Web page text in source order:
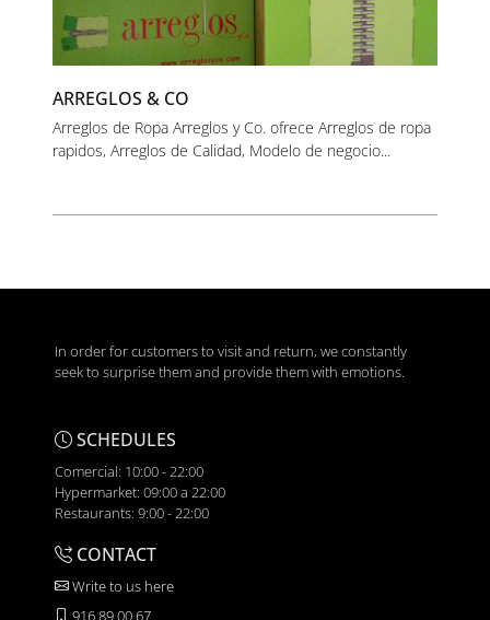
ARREGLOS & CO
Arreglos de Ropa Arreglos y Co. ofrece Arreglos de ropa
rapidos, Arreglos de Calidad, Modelo de negocio...
In order for customers to visit and return, we constantly
seek to surprise them and provide them with emotions.
SCHEDULES
Comercial: 10:00 - 22:00
Hypermarket: 09:00 a 22:00
Restaurants: 9:00 - 22:00
CONTACT
Write to us here
916 89 00 67